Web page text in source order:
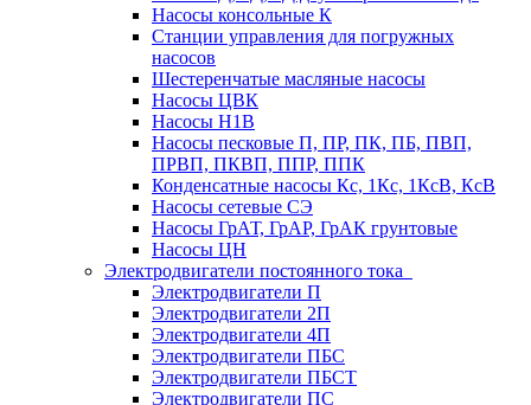
Насосы консольные К
Станции управления для погружных
насосов
Шестеренчатые масляные насосы
Насосы ЦВК
Насосы Н1В
Насосы песковые П, ПР, ПК, ПБ, ПВП,
ПРВП, ПКВП, ППР, ППК
Конденсатные насосы Кс, 1Кс, 1КсВ, КсВ
Насосы сетевые СЭ
Насосы ГрАТ, ГрАР, ГрАК грунтовые
Насосы ЦН
Электродвигатели постоянного тока
Электродвигатели П
Электродвигатели 2П
Электродвигатели 4П
Электродвигатели ПБС
Электродвигатели ПБСТ
Электродвигатели ПС